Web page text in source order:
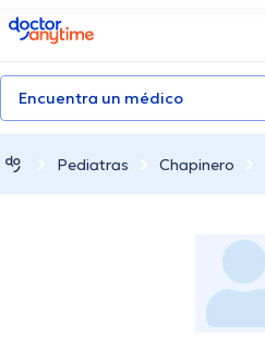
doctoranytime
Encuentra un médico
Pediatras Chapinero